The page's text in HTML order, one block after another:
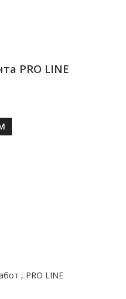
PRO LINE
, PRO LINE